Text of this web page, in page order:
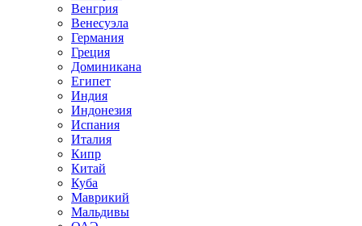
Венгрия
Венесуэла
Германия
Греция
Доминикана
Египет
Индия
Индонезия
Испания
Италия
Кипр
Китай
Куба
Маврикий
Мальдивы